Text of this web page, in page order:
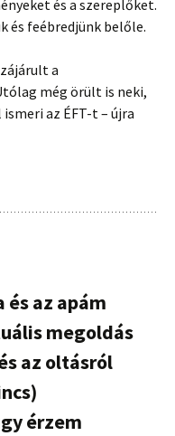
és a szereplőket.
és feébredjünk belőle.
a
még örült is neki,
az ÉFT-t – újra
az apám
megoldás
az oltásról
érzem